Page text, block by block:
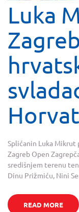
Luka
Splićanin Luka Mikrut
Zagreb Open
središnjem terenu
Dinu Prižmiću, Nini
READ MORE